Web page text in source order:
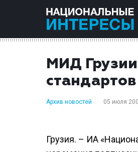
МИД
стандартов
Архив новостей 05 июля
Грузия. – ИА